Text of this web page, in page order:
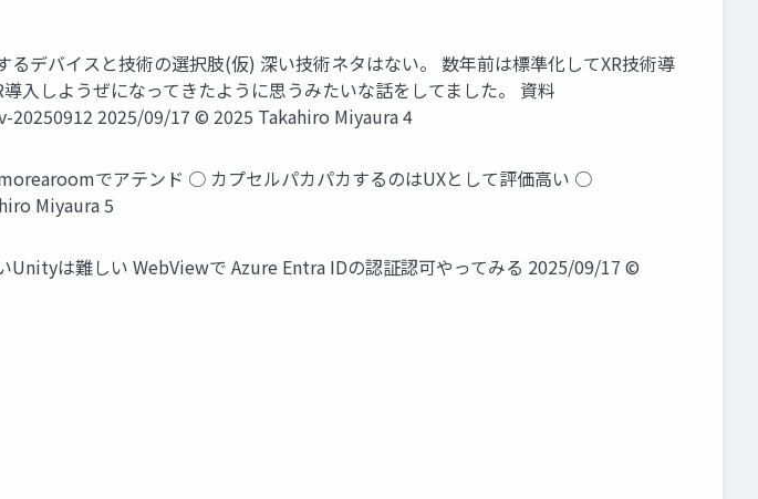
デバイスと技術の選択肢(仮) 深い技術ネタはない。 数年前は標準化してXR技術導
入しようぜになってきたように思うみたいな話をしてました。 資料
2025/09/17 © 2025 Takahiro Miyaura 4
でアテンド ○ カプセルパカパカするのはUXとして評価高い ○
Miyaura 5
は難しい WebViewで Azure Entra IDの認証認可やってみる 2025/09/17 ©